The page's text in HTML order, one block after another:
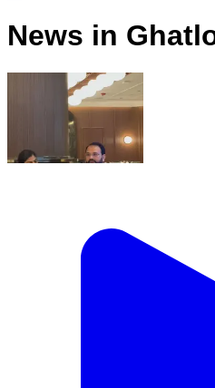
News in